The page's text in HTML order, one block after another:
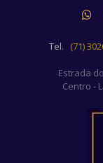
Tel. (71)
Estrada
Centro -